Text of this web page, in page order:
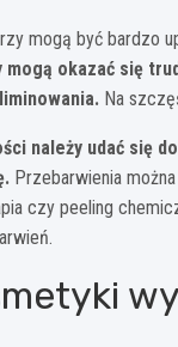
mogą być bardzo
okazać się
Na
należy udać się
Przebarwienia
czy peeling